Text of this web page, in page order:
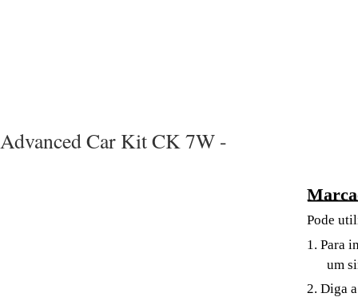
Advanced Car Kit CK 7W -
Pode
1. Para
um
2. Diga